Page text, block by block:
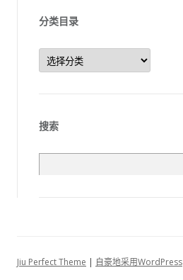
分类目录
分
类
目
搜索
索：
Jiu Perfect Theme | 自豪地采用WordPress